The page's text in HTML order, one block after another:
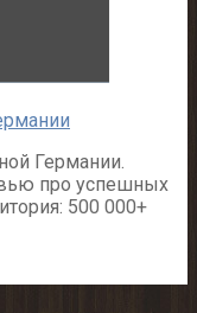
Германии.
про успешных
500 000+